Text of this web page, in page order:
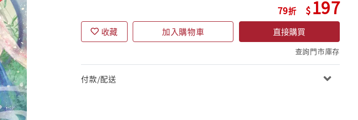
79 197
收藏 加入購物車 直接購買
查詢門市庫存
付款/配送